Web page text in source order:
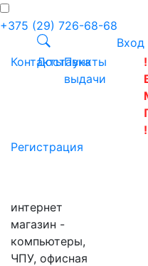
+375 (29) 726-68-68
Вход
КонтактыДоставка
Пункты
выдачи
Регистрация
интернет
магазин -
компьютеры,
ЧПУ, офисная